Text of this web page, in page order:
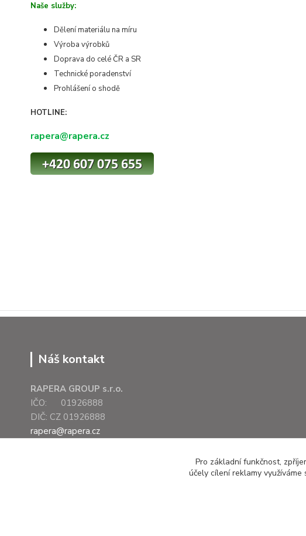
Naše služby:
Dělení materiálu na míru
Výroba výrobků
Doprava do celé ČR a SR
Technické poradenství
Prohlášení o shodě
HOTLINE:
rapera@rapera.cz
Náš kontakt
RAPERA GROUP s.r.o.
IČO: 01926888
DIČ: CZ 01926888
rapera@rapera.cz
Pro základní funkčnost,
účely cílení reklamy